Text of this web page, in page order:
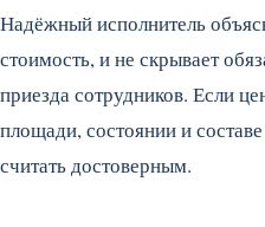
Надёжный исполнитель
стоимость, и не скрывает
приезда сотрудников. Если
площади, состоянии и
считать достоверным.